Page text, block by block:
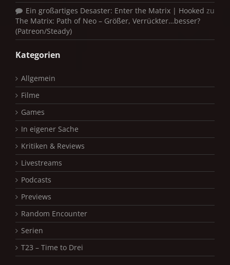
Ein großartiges Desaster: Enter the Matrix | Hooked zu
The Matrix: Path of Neo – Größer, Verrückter…besser?
(Patreon/Steady)
Kategorien
Allgemein
Filme
Games
In eigener Sache
Kritiken & Reviews
Livestreams
Podcasts
Previews
Random Encounter
Serien
T23 – Time to Drei